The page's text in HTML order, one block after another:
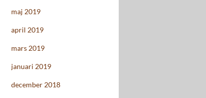
maj 2019
april 2019
mars 2019
januari 2019
december 2018